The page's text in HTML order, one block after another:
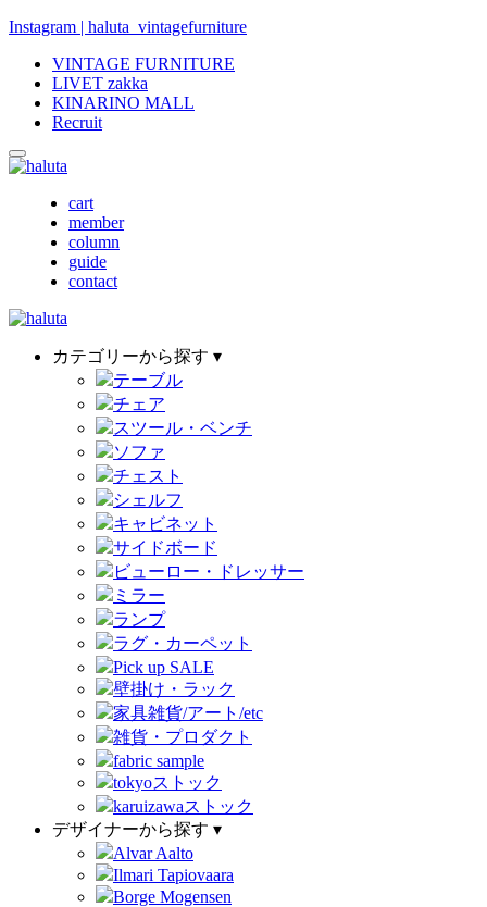
Instagram | haluta_vintagefurniture
VINTAGE FURNITURE
LIVET zakka
KINARINO MALL
Recruit
cart
member
column
guide
contact
カテゴリーから探す ▾
テーブル
チェア
スツール・ベンチ
ソファ
チェスト
シェルフ
キャビネット
サイドボード
ビューロー・ドレッサー
ミラー
ランプ
ラグ・カーペット
Pick up SALE
壁掛け・ラック
家具雑貨/アート/etc
雑貨・プロダクト
fabric sample
tokyoストック
karuizawaストック
デザイナーから探す ▾
Alvar Aalto
Ilmari Tapiovaara
Borge Mogensen